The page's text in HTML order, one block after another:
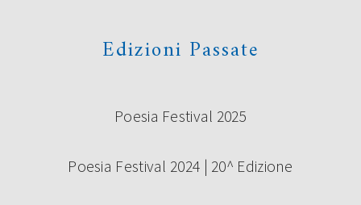
Edizioni Passate
Poesia Festival 2025
Poesia Festival 2024 | 20^ Edizione